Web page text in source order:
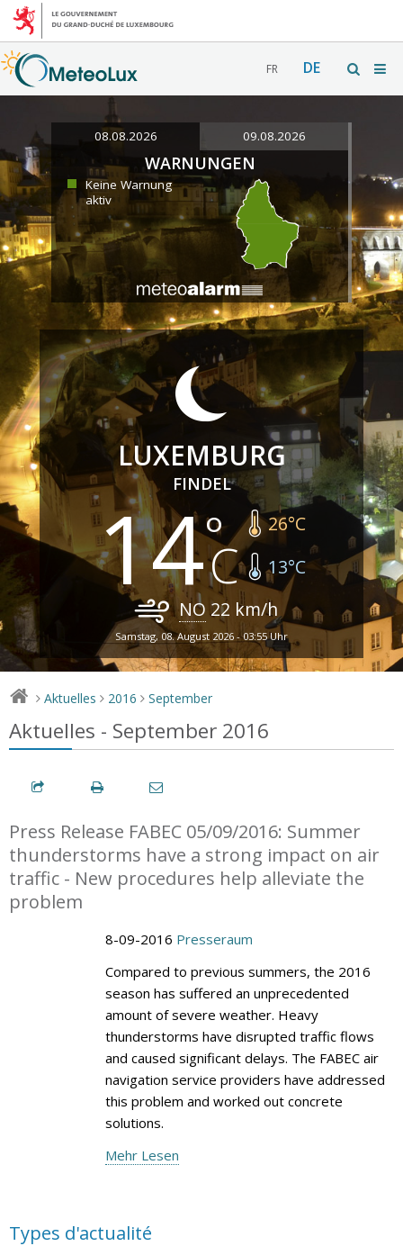
FR DE
08.08.2026 09.08.2026
WARNUNGEN
Keine Warnung
aktiv
LUXEMBURG
FINDEL
14 26°C
13°C
NO 22 km/h
Samstag, 08. August 2026 - 03:55 Uhr
> Aktuelles > 2016 > September
Aktuelles - September 2016
Press Release FABEC 05/09/2016: Summer
thunderstorms have a strong impact on air
traffic - New procedures help alleviate the
problem
8-09-2016 Presseraum
Compared to previous summers, the 2016
season has suffered an unprecedented
amount of severe weather. Heavy
thunderstorms have disrupted traffic flows
and caused significant delays. The FABEC air
navigation service providers have addressed
this problem and worked out concrete
solutions.
Mehr Lesen
Types d'actualité